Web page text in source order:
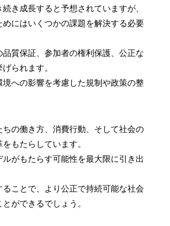
き成長すると予想されていますが、
にはいくつかの課題を解決する必要
質保証、参加者の権利保護、公正な
られます。
境への影響を考慮した規制や政策の整
ちの働き方、消費行動、そして社会の
もたらしています。
ルがもたらす可能性を最大限に引き出
ことで、より公正で持続可能な社会
ができるでしょう。